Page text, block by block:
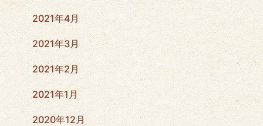
2021年4月
2021年3月
2021年2月
2021年1月
2020年12月